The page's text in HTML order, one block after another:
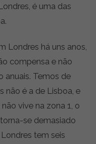
é uma das
Londres há uns anos,
compensa e não
anuais. Temos de
não é a de Lisboa, e
vive na zona 1, o
se demasiado
tem seis